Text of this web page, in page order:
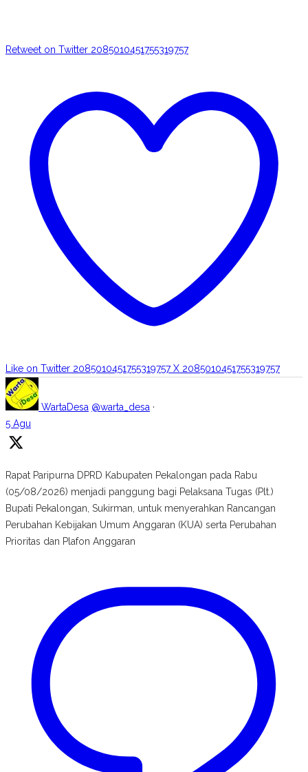
Retweet on Twitter 2085010451755319757
Like on Twitter 2085010451755319757 X 2085010451755319757
WartaDesa @warta_desa ·
5 Agu
Rapat Paripurna DPRD Kabupaten Pekalongan pada Rabu
(05/08/2026) menjadi panggung bagi Pelaksana Tugas (Plt.)
Bupati Pekalongan, Sukirman, untuk menyerahkan Rancangan
Perubahan Kebijakan Umum Anggaran (KUA) serta Perubahan
Prioritas dan Plafon Anggaran